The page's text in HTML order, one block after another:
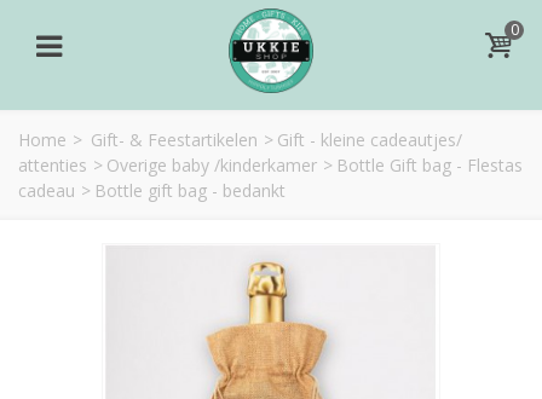
0
Home > Gift- & Feestartikelen > Gift - kleine cadeautjes/
attenties > Overige baby /kinderkamer > Bottle Gift bag - Flestas
cadeau > Bottle gift bag - bedankt